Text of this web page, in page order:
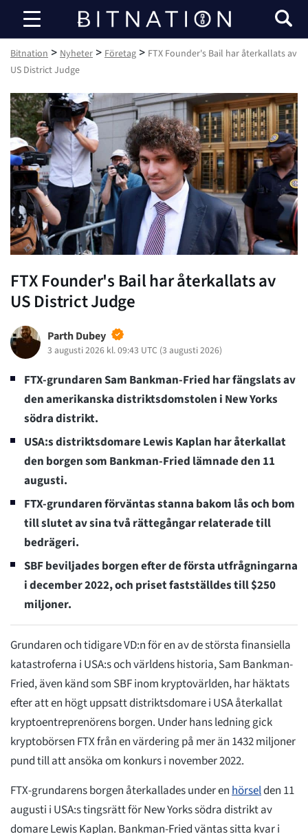
Bitnation
Bitnation > Nyheter > Företag > FTX Founder's Bail har återkallats av
US District Judge
FTX Founder's Bail har återkallats av
US District Judge
Parth Dubey
3 augusti 2026 kl. 09:43 UTC (3 augusti 2026)
FTX-grundaren Sam Bankman-Fried har fängslats av
den amerikanska distriktsdomstolen i New Yorks
södra distrikt.
USA:s distriktsdomare Lewis Kaplan har återkallat
den borgen som Bankman-Fried lämnade den 11
augusti.
FTX-grundaren förväntas stanna bakom lås och bom
till slutet av sina två rättegångar relaterade till
bedrägeri.
SBF beviljades borgen efter de första utfrågningarna
i december 2022, och priset fastställdes till $250
miljoner.
Grundaren och tidigare VD:n för en av de största finansiella
katastroferna i USA:s och världens historia, Sam Bankman-
Fried, även känd som SBF inom kryptovärlden, har häktats
efter att en högt uppsatt distriktsdomare i USA återkallat
kryptoentreprenörens borgen. Under hans ledning gick
kryptobörsen FTX från en värdering på mer än 1432 miljoner
pund till att ansöka om konkurs i november 2022.
FTX-grundarens borgen återkallades under enhörselden 11
augusti i USA:s tingsrätt för New Yorks södra distrikt av
domare Lewis Kaplan. Bankman-Fried väntas sitta kvar i